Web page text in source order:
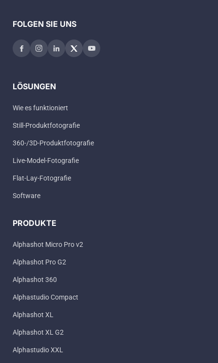
FOLGEN SIE UNS
LÖSUNGEN
Wie es funktioniert
Still-Produktfotografie
360-/3D-Produktfotografie
Live-Model-Fotografie
Flat-Lay-Fotografie
Software
PRODUKTE
Alphashot Micro Pro v2
Alphashot Pro G2
Alphashot 360
Alphastudio Compact
Alphashot XL
Alphashot XL G2
Alphastudio XXL